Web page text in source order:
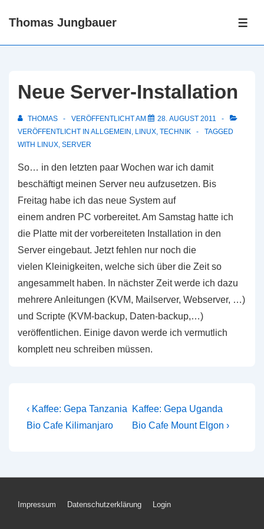
Thomas Jungbauer
Neue Server-Installation
THOMAS VERÖFFENTLICHT AM
28. AUGUST 2011
VERÖFFENTLICHT IN ALLGEMEIN , LINUX, TECHNIK
TAGGED
WITH LINUX, SERVER
So… in den letzten paar Wochen war ich damit
beschäftigt meinen Server neu aufzusetzen. Bis
Freitag habe ich das neue System auf
einem andren PC vorbereitet. Am Samstag hatte ich
die Platte mit der vorbereiteten Installation in den
Server eingebaut. Jetzt fehlen nur noch die
vielen Kleinigkeiten, welche sich über die Zeit so
angesammelt haben. In nächster Zeit werde ich dazu
mehrere Anleitungen (KVM, Mailserver, Webserver, …)
und Scripte (KVM-backup, Daten-backup,…)
veröffentlichen. Einige davon werde ich vermutlich
komplett neu schreiben müssen.
Beitragsnavigation
Vorheriger
Beitrag
‹ Kaffee: Gepa Tanzania
Bio Cafe Kilimanjaro
Nächster
Beitrag
Kaffee: Gepa Uganda
Bio Cafe Mount Elgon ›
Footer-
Impressum Datenschutzerklärung Login